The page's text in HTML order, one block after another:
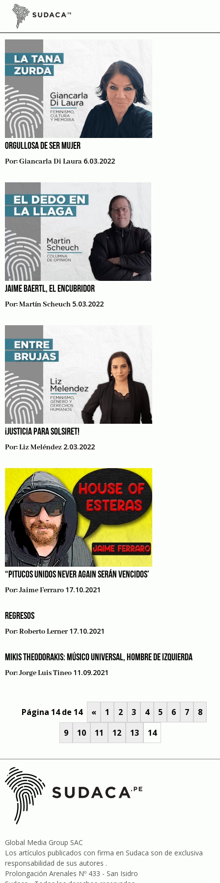
Skip
contentsociedad
ORGULLOSA DE SER MUJER
Por:Giancarla Di Laura 6.03.2022
JAIME BAERTL, EL ENCUBRIDOR
Por:Martín Scheuch 5.03.2022
¡JUSTICIA PARA SOLSIRET!
Por:Liz Meléndez 2.03.2022
“PITUCOS UNIDOS NEVER AGAIN SERÁN VENCIDOS’
Por:Jaime Ferraro 17.10.2021
REGRESOS
Por:Roberto Lerner 17.10.2021
MIKIS THEODORAKIS: MÚSICO UNIVERSAL, HOMBRE DE IZQUIERDA
Por:Jorge Luis Tineo 11.09.2021
Página 14 de 14 « 1 2 3 4 5 6 7
8
9
10 11 12 13 14
Global Media Group SAC
Los artículos publicados con firma en Sudaca son de exclusiva
responsabilidad de sus autores .
Prolongación Arenales Nº 433 - San Isidro